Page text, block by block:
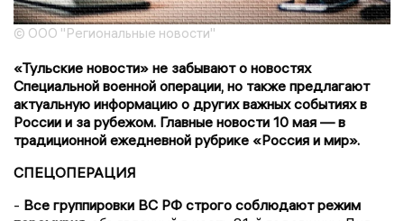
© ООО "Региональные новости"
«Тульские новости» не забывают о новостях
Специальной военной операции, но также предлагают
актуальную информацию о других важных событиях в
России и за рубежом. Главные новости 10 мая — в
традиционной ежедневной рубрике «Россия и мир».
СПЕЦОПЕРАЦИЯ
- Все группировки ВС РФ строго соблюдают режим